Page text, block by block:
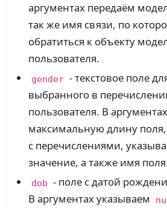
аргументах передаём
так же имя связи, по
обратиться к объекту
пользователя.
gender - текстовое поле
выбранного в
пользователя. В
максимальную длину поля,
с перечислениями,
значение, а также имя
dob - поле с датой
В аргументах указываем